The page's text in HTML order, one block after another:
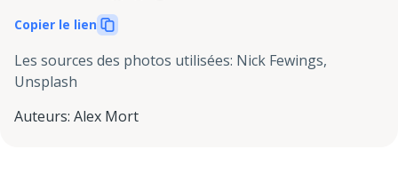
Copier le lien
Les sources des photos utilisées: Nick Fewings,
Unsplash
Auteurs: Alex Mort